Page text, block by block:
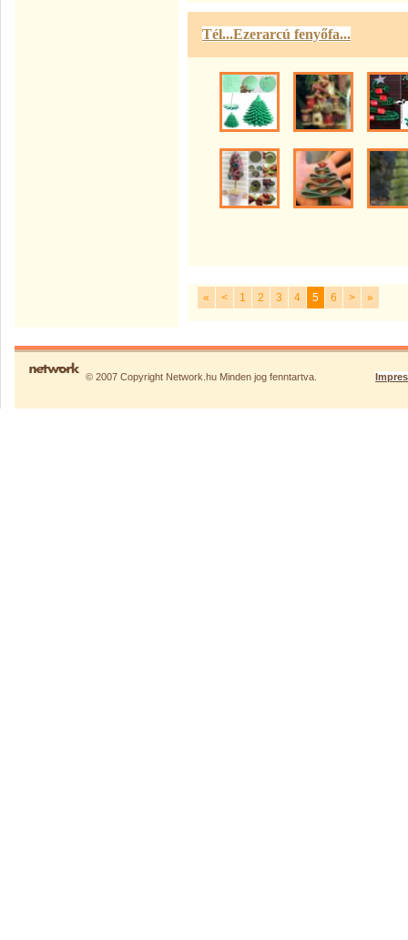
Tél...Ezerarcú fenyőfa...
« < 1 2 3 4 5 6 > »
© 2007 Copyright Network.hu Minden jog fenntartva.